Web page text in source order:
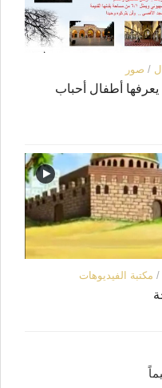
/ صور
يعرفها أطفال أحباب
/ مكتبة الفيديوهات